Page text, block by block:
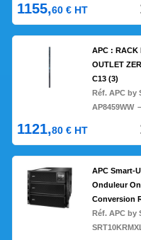
1155,60 € HT
APC : RACK
OUTLET
C13 (3)
Réf. APC by
AP8459WW
1121,80 € HT
APC Smart-
Onduleur
Conversion
Réf. APC by